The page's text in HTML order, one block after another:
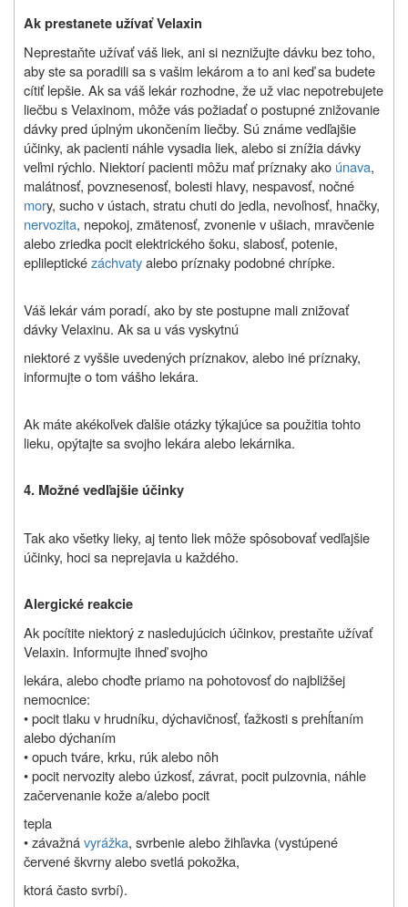
Ak prestanete užívať Velaxin
Neprestaňte užívať váš liek, ani si neznižujte dávku bez toho,
aby ste sa poradili sa s vašim lekárom a to ani keď sa budete
cítiť lepšie. Ak sa váš lekár rozhodne, že už viac nepotrebujete
liečbu s Velaxinom, môže vás požiadať o postupné znižovanie
dávky pred úplným ukončením liečby. Sú známe vedľajšie
účinky, ak pacienti náhle vysadia liek, alebo si znížia dávky
veľmi rýchlo. Niektorí pacienti môžu mať príznaky ako únava,
malátnosť, povznesenosť, bolesti hlavy, nespavosť, nočné
mory, sucho v ústach, stratu chuti do jedla, nevoľnosť, hnačky,
nervozita, nepokoj, zmätenosť, zvonenie v ušiach, mravčenie
alebo zriedka pocit elektrického šoku, slabosť, potenie,
eplileptickézáchvatyalebo príznaky podobné chrípke.
Váš lekár vám poradí, ako by ste postupne mali znižovať
dávky Velaxinu. Ak sa u vás vyskytnú
niektoré z vyššie uvedených príznakov, alebo iné príznaky,
informujte o tom vášho lekára.
Ak máte akékoľvek ďalšie otázky týkajúce sa použitia tohto
lieku, opýtajte sa svojho lekára alebo lekárnika.
4. Možné vedľajšie účinky
Tak ako všetky lieky, aj tento liek môže spôsobovať vedľajšie
účinky, hoci sa neprejavia u každého.
Alergické reakcie
Ak pocítite niektorý z nasledujúcich účinkov, prestaňte užívať
Velaxin. Informujte ihneď svojho
lekára, alebo choďte priamo na pohotovosť do najbližšej
nemocnice:
• pocit tlaku v hrudníku, dýchavičnosť, ťažkosti s prehĺtaním
alebo dýchaním
• opuch tváre, krku, rúk alebo nôh
• pocit nervozity alebo úzkosť, závrat, pocit pulzovnia, náhle
začervenanie kože a/alebo pocit
tepla
• závažnávyrážka, svrbenie alebo žihľavka (vystúpené
červené škvrny alebo svetlá pokožka,
ktorá často svrbí).